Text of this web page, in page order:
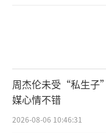
周杰伦未受“私生子
媒心情不错
2026-08-06 10:46:31